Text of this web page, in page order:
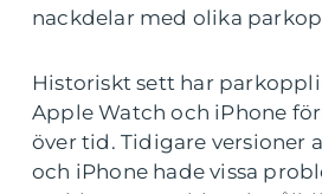
nackdelar med olika
Historiskt sett har
Apple Watch och iPhone
över tid. Tidigare versioner
och iPhone hade vissa